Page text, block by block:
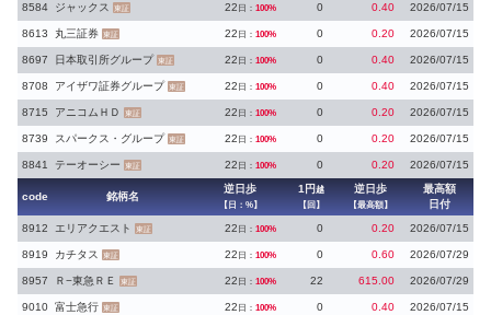
8584 ジャックス 東証 22 日： 100% 0 0.40 2026/07/15
8613 丸三証券 東証 22 日： 100% 0 0.20 2026/07/15
8697 日本取引所グループ 東証 22 日： 100% 0 0.40 2026/07/15
8708 アイザワ証券グループ 東証 22 日： 100% 0 0.40 2026/07/15
8715 アニコムＨＤ 東証 22 日： 100% 0 0.20 2026/07/15
8739 スパークス・グループ 東証 22 日： 100% 0 0.20 2026/07/15
8841 テーオーシー 東証 22 日： 100% 0 0.20 2026/07/15
code 銘柄名
逆日歩
【日：%】
1円 越
【回】
逆日歩
【最高額】
最高額
日付
8912
エリアクエスト 東証 22 日： 100% 0 0.20 2026/07/15
8919 カチタス 東証 22 日： 100% 0 0.60 2026/07/29
8957 Ｒ−東急ＲＥ 東証 22 日： 100% 22 615.00 2026/07/29
9010 富士急行 東証 22 日： 100% 0 0.40 2026/07/15